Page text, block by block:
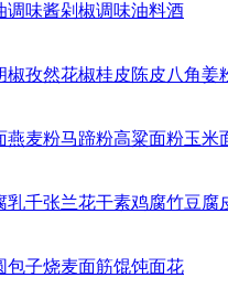
调味酱剁椒调味油料酒
椒孜然花椒桂皮陈皮八角姜
燕麦粉马蹄粉高粱面粉玉米
乳千张兰花干素鸡腐竹豆腐
包子烧麦面筋馄饨面花